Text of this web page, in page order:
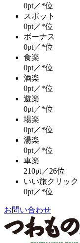
0pt／*位
スポット
0pt／*位
ボーナス
0pt／*位
食楽
0pt／*位
酒楽
0pt／*位
遊楽
0pt／*位
場楽
0pt／*位
湯楽
0pt／*位
車楽
210pt／26位
いい旅クリック
0pt／*位
お問い合わせ